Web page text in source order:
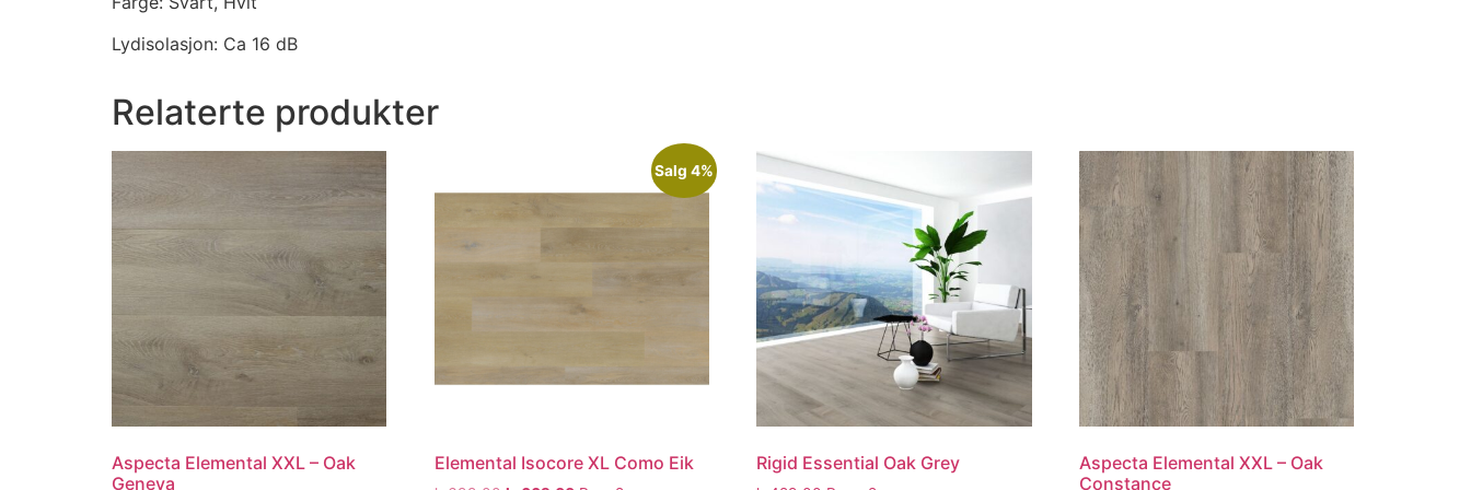
Lydisolasjon: Ca 16 dB
Relaterte produkter
Aspecta Elemental XXL – Oak
Geneva
Salg 4%
Elemental Isocore XL Como Eik Rigid Essential Oak Grey
Aspecta Elemental XXL – Oak
Constance